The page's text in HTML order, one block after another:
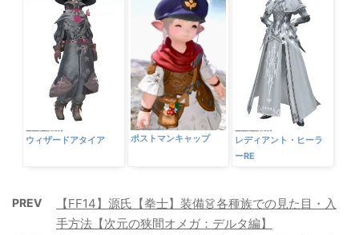
ウィザードアタイア ポストマンキャップ
レディアント・ヒーラ
ーRE
PREV
【FF14】源氏【拳士】装備👗各種族での見た目・入
手方法【次元の狭間オメガ：デルタ編】